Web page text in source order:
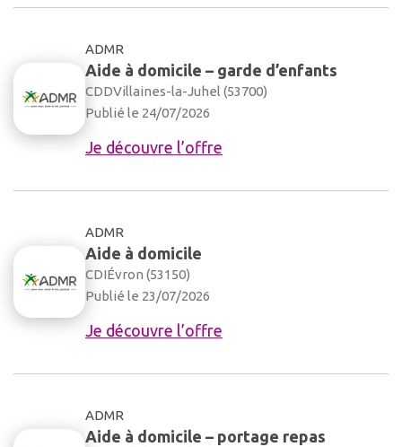
ADMR
Aide à domicile – garde d’enfants
CDDVillaines-la-Juhel (53700)
Publié le 24/07/2026
Je découvre l’offre
ADMR
Aide à domicile
CDIÉvron (53150)
Publié le 23/07/2026
Je découvre l’offre
ADMR
Aide à domicile – portage repas